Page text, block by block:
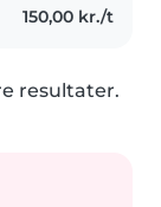
150,00 kr./t
resultater.